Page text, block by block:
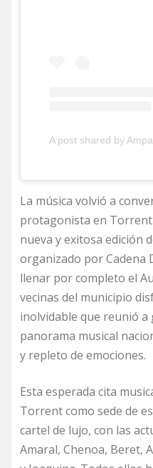
La música volvió a
protagonista en Torrent
nueva y exitosa edición
organizado por Cadena
llenar por completo el
vecinas del municipio
inolvidable que reunió
panorama musical
y repleto de emociones.
Esta esperada cita
Torrent como sede de
cartel de lujo, con las
Amaral, Chenoa, Beret,